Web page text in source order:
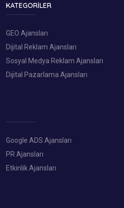
KATEGORILER
GEO Ajansları
Dijital Reklam Ajansları
Sosyal Medya Reklam Ajansları
Dijital Pazarlama Ajansları
Google ADS Ajansları
PR Ajansları
Etkinlik Ajansları